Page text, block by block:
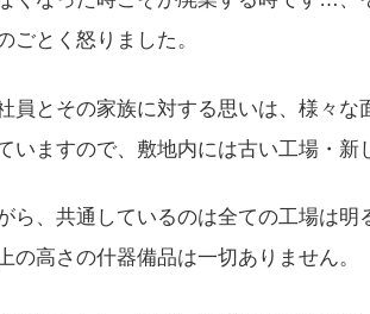
ごとく怒りました。
員とその家族に対する思いは、様々
いますので、敷地内には古い工場・新
ら、共通しているのは全ての工場は
の高さの什器備品は一切ありません。